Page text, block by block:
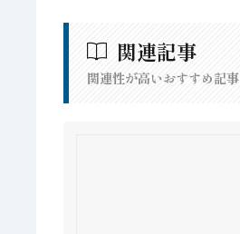
関連記事
関連性が高いおすすめ記事